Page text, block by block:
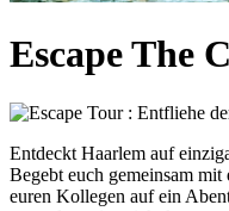
Escape The
Entdeckt Haarlem auf
Begebt euch gemeinsam
euren Kollegen auf ein